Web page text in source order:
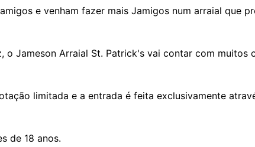
e venham fazer mais Jamigos num arraial que
o Jameson Arraial St. Patrick's vai contar com muitos
limitada e a entrada é feita exclusivamente
de 18 anos.